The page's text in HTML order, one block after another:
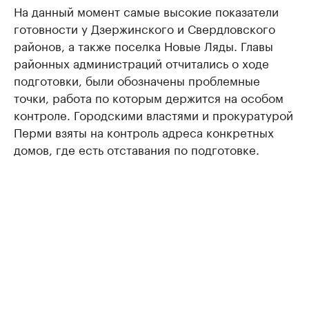
На данный момент самые высокие показатели
готовности у Дзержинского и Свердловского
районов, а также поселка Новые Ляды. Главы
районных администраций отчитались о ходе
подготовки, были обозначены проблемные
точки, работа по которым держится на особом
контроле. Городскими властями и прокуратурой
Перми взяты на контроль адреса конкретных
домов, где есть отставания по подготовке.